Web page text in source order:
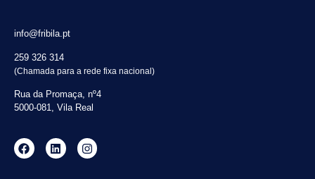
info@fribila.pt
259 326 314
(Chamada para a rede fixa nacional)
Rua da Promaça, nº4
5000-081, Vila Real